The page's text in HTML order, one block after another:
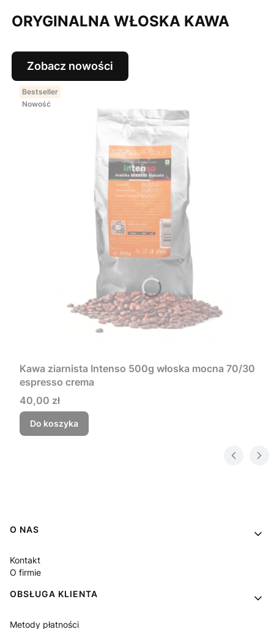
ORYGINALNA WŁOSKA KAWA
Zobacz nowości
Bestseller
Nowość
Kawa ziarnista Intenso 500g włoska mocna 70/30
espresso crema
Cena
40,00 zł
Do koszyka
Linki w stopce
O NAS
Kontakt
O firmie
OBSŁUGA KLIENTA
Metody płatności